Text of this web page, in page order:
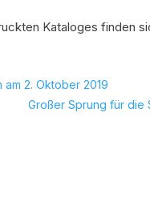
Kataloges finden
am 2. Oktober 2019
Großer Sprung für die